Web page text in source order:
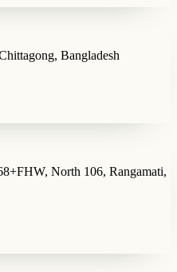
Bangladesh
North 106, Rangamati,